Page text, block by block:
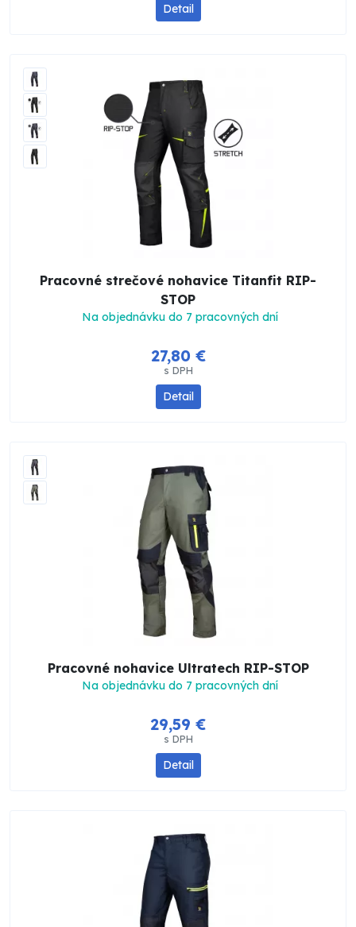
Detail
Pracovné strečové nohavice Titanfit RIP-
STOP
Na objednávku do 7 pracovných dní
27,80 €
s DPH
Detail
Pracovné nohavice Ultratech RIP-STOP
Na objednávku do 7 pracovných dní
29,59 €
s DPH
Detail